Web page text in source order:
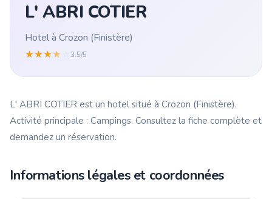
L' ABRI COTIER
Hotel à Crozon (Finistère)
★★★★ 3.5/5
L' ABRI COTIER est un hotel situé à Crozon (Finistère).
Activité principale : Campings. Consultez la fiche complète et
demandez un réservation.
Informations légales et coordonnées